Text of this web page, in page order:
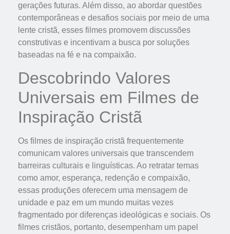
gerações futuras. Além disso, ao abordar questões
contemporâneas e desafios sociais por meio de uma
lente cristã, esses filmes promovem discussões
construtivas e incentivam a busca por soluções
baseadas na fé e na compaixão.
Descobrindo Valores
Universais em Filmes de
Inspiração Cristã
Os filmes de inspiração cristã frequentemente
comunicam valores universais que transcendem
barreiras culturais e linguísticas. Ao retratar temas
como amor, esperança, redenção e compaixão,
essas produções oferecem uma mensagem de
unidade e paz em um mundo muitas vezes
fragmentado por diferenças ideológicas e sociais. Os
filmes cristãos, portanto, desempenham um papel